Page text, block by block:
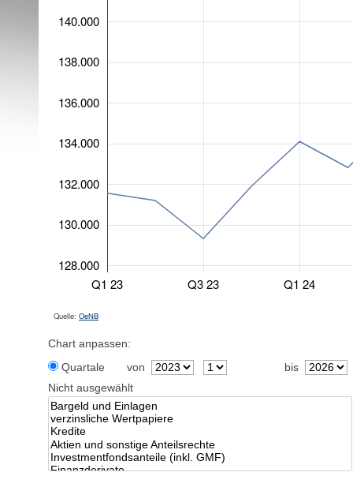
Q1 23 Q3 23 Q1 24
128.000
130.000
132.000
134.000
136.000
138.000
140.000
Quelle: OeNB
Chart anpassen:
Quartale
von
bis
Nicht ausgewählt